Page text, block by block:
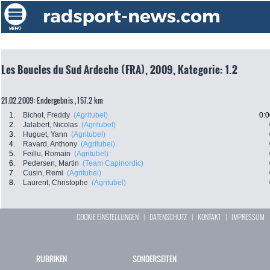
Les Boucles du Sud Ardeche (FRA), 2009, Kategorie: 1.2
21.02.2009: Endergebnis , 157.2 km
1. Bichot, Freddy (Agritubel)
2.
Jalabert, Nicolas (Agritubel)
3.
Huguet, Yann (Agritubel)
4.
Ravard, Anthony (Agritubel)
5.
Feillu, Romain (Agritubel)
6.
Pedersen, Martin (Team Capinordic)
7.
Cusin, Remi (Agritubel)
8.
Laurent, Christophe (Agritubel)
COOKIE EINSTELLUNGEN | DATENSCHUTZ | KONTAKT| IMPRESSUM
RUBRIKEN SONDERSEITEN